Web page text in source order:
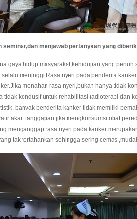
seminar,dan menjawab pertanyaan yang
hidup masyarakat,kehidupan yang penuh
meninggi.Rasa nyeri pada penderita
menahan rasa nyeri,bukan hanya tidak
tidak kondusif untuk rehabilitasi radioterapi dan
banyak penderita kanker tidak memiliki
akan tanggapan jika mengkonsumsi obat
menganggap rasa nyeri pada kanker
tak tertahankan sehingga sering cemas